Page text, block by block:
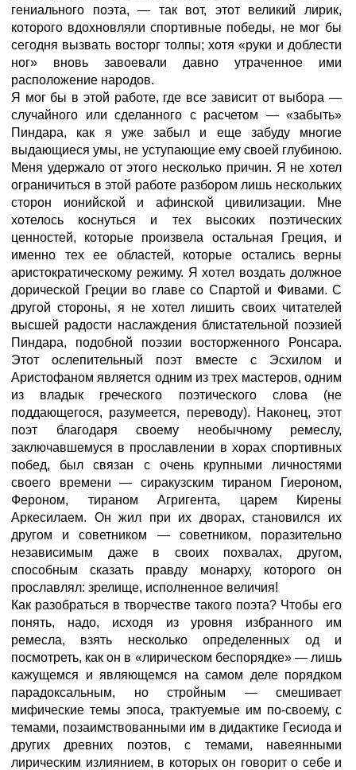
гениального поэта, — так вот, этот великий лирик,
которого вдохновляли спортивные победы, не мог бы
сегодня вызвать восторг толпы; хотя «руки и доблести
ног» вновь завоевали давно утраченное ими
расположение народов.
Я мог бы в этой работе, где все зависит от выбора —
случайного или сделанного с расчетом — «забыть»
Пиндара, как я уже забыл и еще забуду многие
выдающиеся умы, не уступающие ему своей глубиною.
Меня удержало от этого несколько причин. Я не хотел
ограничиться в этой работе разбором лишь нескольких
сторон ионийской и афинской цивилизации. Мне
хотелось коснуться и тех высоких поэтических
ценностей, которые произвела остальная Греция, и
именно тех ее областей, которые остались верны
аристократическому режиму. Я хотел воздать должное
дорической Греции во главе со Спартой и Фивами. С
другой стороны, я не хотел лишить своих читателей
высшей радости наслаждения блистательной поэзией
Пиндара, подобной поэзии восторженного Ронсара.
Этот ослепительный поэт вместе с Эсхилом и
Аристофаном является одним из трех мастеров, одним
из владык греческого поэтического слова (не
поддающегося, разумеется, переводу). Наконец, этот
поэт благодаря своему необычному ремеслу,
заключавшемуся в прославлении в хорах спортивных
побед, был связан с очень крупными личностями
своего времени — сиракузским тираном Гиероном,
Фероном, тираном Агригента, царем Кирены
Аркесилаем. Он жил при их дворах, становился их
другом и советником — советником, поразительно
независимым даже в своих похвалах, другом,
способным сказать правду монарху, которого он
прославлял: зрелище, исполненное величия!
Как разобраться в творчестве такого поэта? Чтобы его
понять, надо, исходя из уровня избранного им
ремесла, взять несколько определенных од и
посмотреть, как он в «лирическом беспорядке» — лишь
кажущемся и являющемся на самом деле порядком
парадоксальным, но стройным — смешивает
мифические темы эпоса, трактуемые им по-своему, с
темами, позаимствованными им в дидактике Гесиода и
других древних поэтов, с темами, навеянными
лирическим излиянием, в которых он говорит о себе и